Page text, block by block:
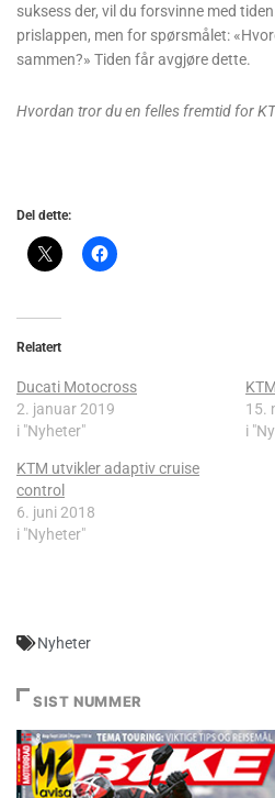
suksess der, vil du forsvinne med
prislappen, men for spørsmålet:
sammen?» Tiden får avgjøre dette.
Hvordan tror du en felles fremtid for
Del dette:
Relatert
Ducati Motocross
2. januar 2019
i "Nyheter"
15.
i
KTM utvikler adaptiv cruise
control
6. juni 2018
i "Nyheter"
Nyheter
SIST NUMMER